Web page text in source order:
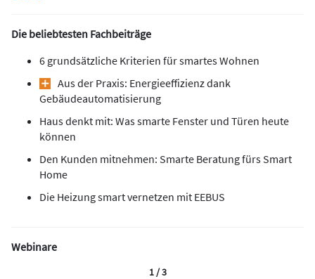
Die beliebtesten Fachbeiträge
6 grundsätzliche Kriterien für smartes Wohnen
Aus der Praxis: Energieeffizienz dank
Gebäudeautomatisierung
Haus denkt mit: Was smarte Fenster und Türen heute
können
Den Kunden mitnehmen: Smarte Beratung fürs Smart
Home
Die Heizung smart vernetzen mit EEBUS
Webinare
1 / 3